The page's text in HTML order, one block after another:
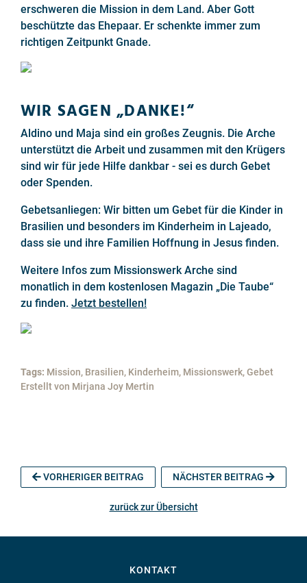
erschweren die Mission in dem Land. Aber Gott
beschützte das Ehepaar. Er schenkte immer zum
richtigen Zeitpunkt Gnade.
WIR SAGEN „DANKE!“
Aldino und Maja sind ein großes Zeugnis. Die Arche
unterstützt die Arbeit und zusammen mit den Krügers
sind wir für jede Hilfe dankbar - sei es durch Gebet
oder Spenden.
Gebetsanliegen: Wir bitten um Gebet für die Kinder in
Brasilien und besonders im Kinderheim in Lajeado,
dass sie und ihre Familien Hoffnung in Jesus finden.
Weitere Infos zum Missionswerk Arche sind
monatlich in dem kostenlosen Magazin „Die Taube“
zu finden. Jetzt bestellen!
Tags: Mission, Brasilien, Kinderheim, Missionswerk, Gebet
Erstellt von Mirjana Joy Mertin
VORHERIGER BEITRAG NÄCHSTER BEITRAG
zurück zur Übersicht
KONTAKT